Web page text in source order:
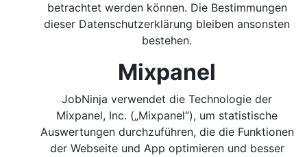
betrachtet werden können. Die Bestimmungen
dieser Datenschutzerklärung bleiben ansonsten
bestehen.
Mixpanel
JobNinja verwendet die Technologie der
Mixpanel, Inc. („Mixpanel“), um statistische
Auswertungen durchzuführen, die die Funktionen
der Webseite und App optimieren und besser